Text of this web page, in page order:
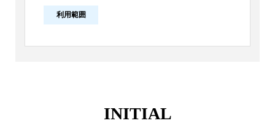
利用範囲
INITIAL